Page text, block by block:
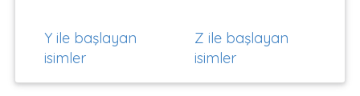
Y ile başlayan
isimler
Z ile başlayan
isimler